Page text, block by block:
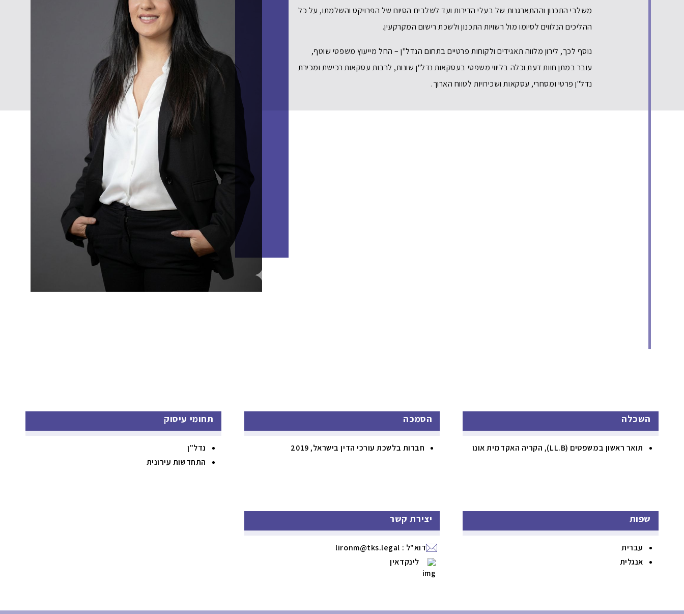
משלבי התכנון וההתארגנות של בעלי הדירות ועד לשלבים הסיום של הפרויקט והשלמתו, על כל
ההליכים הנלווים לסיומו מול רשויות התכנון ולשכת רישום המקרקעין.
נוסף לכך, לירון מלווה תאגידים ולקוחות פרטיים בתחום הנדל"ן – החל מייעוץ משפטי שוטף,
עובר במתן חוות דעת וכלה בליווי משפטי בעסקאות נדל"ן שונות, לרבות עסקאות רכישת ומכירת
נדל"ן פרטי ומסחרי, עסקאות ושכירויות לטווח הארוך.
השכלה
תואר ראשון במשפטים (LL.B), הקריה האקדמית אונו
הסמכה
חברות בלשכת עורכי הדין בישראל, 2019
תחומי עיסוק
נדל"ן
התחדשות עירונית
שפות
עברית
אנגלית
יצירת קשר
דוא"ל : lironm@tks.legal
לינקדאין